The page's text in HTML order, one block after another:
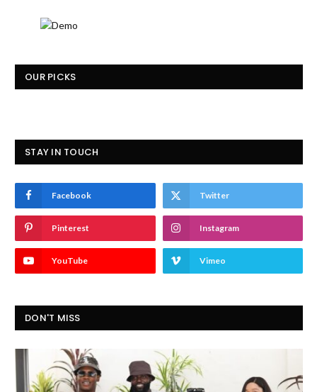
OUR PICKS
STAY IN TOUCH
Facebook Twitter
Pinterest Instagram
YouTube Vimeo
DON'T MISS